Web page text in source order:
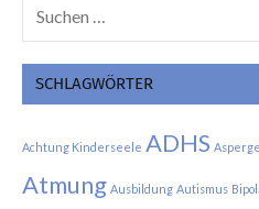
Themen
nach:
SCHLAGWÖRTER
Achtung Kinderseele ADHS
Atmung Ausbildung Autismus